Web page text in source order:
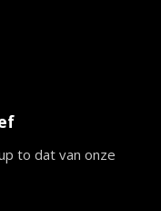
to dat van onze